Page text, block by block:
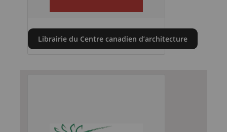
Librairie du Centre canadien d’architecture